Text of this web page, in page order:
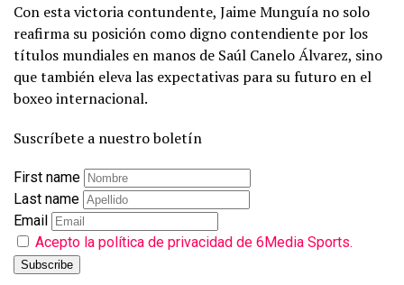
Con esta victoria contundente, Jaime Munguía no solo
reafirma su posición como digno contendiente por los
títulos mundiales en manos de Saúl Canelo Álvarez, sino
que también eleva las expectativas para su futuro en el
boxeo internacional.
Suscríbete a nuestro boletín
First name
Last name
Email
Acepto la política de privacidad de 6Media Sports.